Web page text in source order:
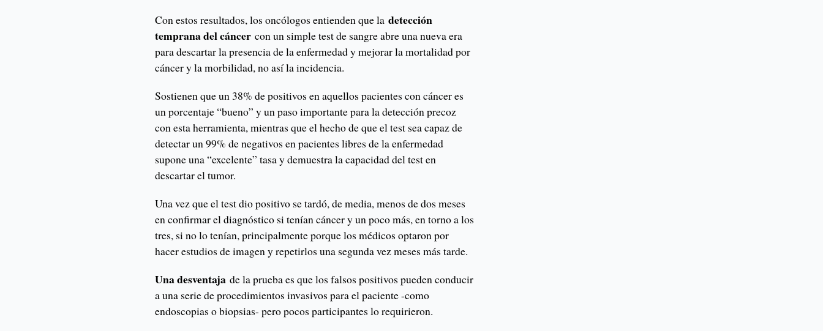
Con estos resultados, los oncólogos entienden que la detección
temprana del cáncercon un simple test de sangre abre una nueva era
para descartar la presencia de la enfermedad y mejorar la mortalidad por
cáncer y la morbilidad, no así la incidencia.
Sostienen que un 38% de positivos en aquellos pacientes con cáncer es
un porcentaje “bueno” y un paso importante para la detección precoz
con esta herramienta, mientras que el hecho de que el test sea capaz de
detectar un 99% de negativos en pacientes libres de la enfermedad
supone una “excelente” tasa y demuestra la capacidad del test en
descartar el tumor.
Una vez que el test dio positivo se tardó, de media, menos de dos meses
en confirmar el diagnóstico si tenían cáncer y un poco más, en torno a los
tres, si no lo tenían, principalmente porque los médicos optaron por
hacer estudios de imagen y repetirlos una segunda vez meses más tarde.
Una desventajade la prueba es que los falsos positivos pueden conducir
a una serie de procedimientos invasivos para el paciente -como
endoscopias o biopsias- pero pocos participantes lo requirieron.